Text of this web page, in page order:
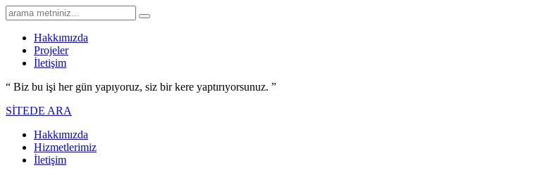
Hakkımızda
Projeler
İletişim
“ Biz bu işi her gün yapıyoruz, siz bir kere yaptırıyorsunuz. ”
SİTEDE ARA
Hakkımızda
Hizmetlerimiz
İletişim